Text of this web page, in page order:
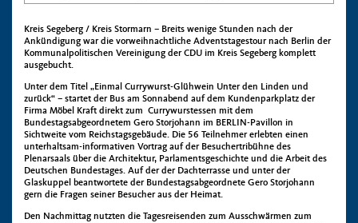
Kreis Segeberg / Kreis Stormarn – Breits wenige Stunden nach der
Ankündigung war die vorweihnachtliche Adventstagestour nach Berlin der
Kommunalpolitischen Vereinigung der CDU im Kreis Segeberg komplett
ausgebucht.
Unter dem Titel „Einmal Currywurst-Glühwein Unter den Linden und
zurück“ – startet der Bus am Sonnabend auf dem Kundenparkplatz der
Firma Möbel Kraft direkt zum Currywurstessen mit dem
Bundestagsabgeordnetem Gero Storjohann im BERLIN-Pavillon in
Sichtweite vom Reichstagsgebäude. Die 56 Teilnehmer erlebten einen
unterhaltsam-informativen Vortrag auf der Besuchertribühne des
Plenarsaals über die Architektur, Parlamentsgeschichte und die Arbeit des
Deutschen Bundestages. Auf der der Dachterrasse und unter der
Glaskuppel beantwortete der Bundestagsabgeordnete Gero Storjohann
gern die Fragen seiner Besucher aus der Heimat.
Den Nachmittag nutzten die Tagesreisenden zum Ausschwärmen zum